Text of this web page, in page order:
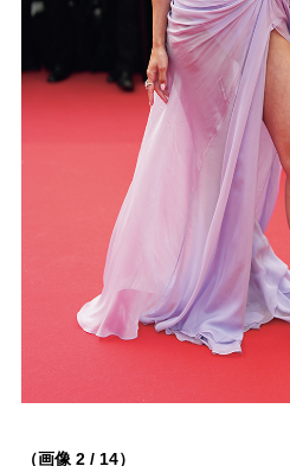
（画像 2 / 14）